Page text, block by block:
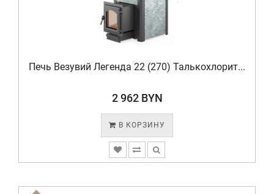
Печь Везувий Легенда 22 (270) Талькохлорит...
2 962 BYN
В КОРЗИНУ